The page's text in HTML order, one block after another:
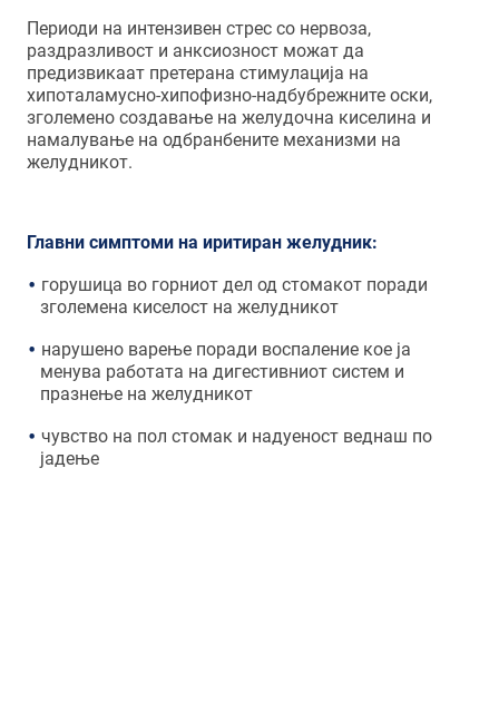
Периоди на интензивен стрес со нервоза,
раздразливост и анксиозност можат да
предизвикаат претерана стимулација на
хипоталамусно-хипофизно-надбубрежните оски,
зголемено создавање на желудочна киселина и
намалување на одбранбените механизми на
желудникот.
Главни симптоми на иритиран желудник:
горушица во горниот дел од стомакот поради
зголемена киселост на желудникот
нарушено варење поради воспаление кое ја
менува работата на дигестивниот систем и
празнење на желудникот
чувство на пол стомак и надуеност веднаш по
јадење